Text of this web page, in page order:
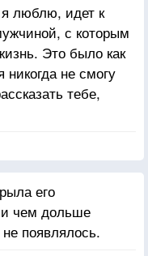
люблю, идет к
с которым
Это было как
никогда не смогу
тебе,
его
и чем дольше
появлялось.